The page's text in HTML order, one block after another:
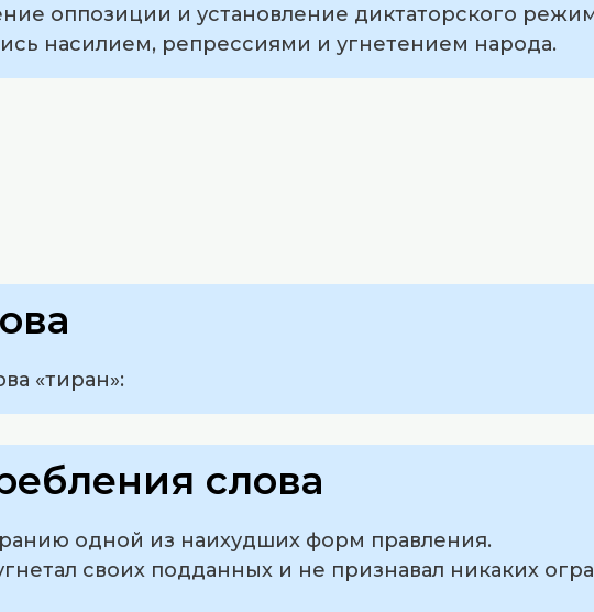
оппозиции и установление диктаторского
насилием, репрессиями и угнетением народа.
«тиран»:
слова
одной из наихудших форм правления.
своих подданных и не признавал никаких